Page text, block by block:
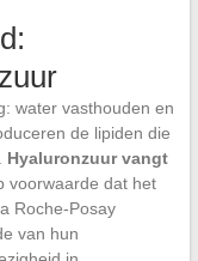
water vasthouden en
de lipiden die
Hyaluronzuur vangt
voorwaarde dat het
Roche-Posay
van hun